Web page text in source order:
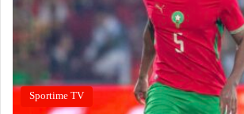
Sportime TV